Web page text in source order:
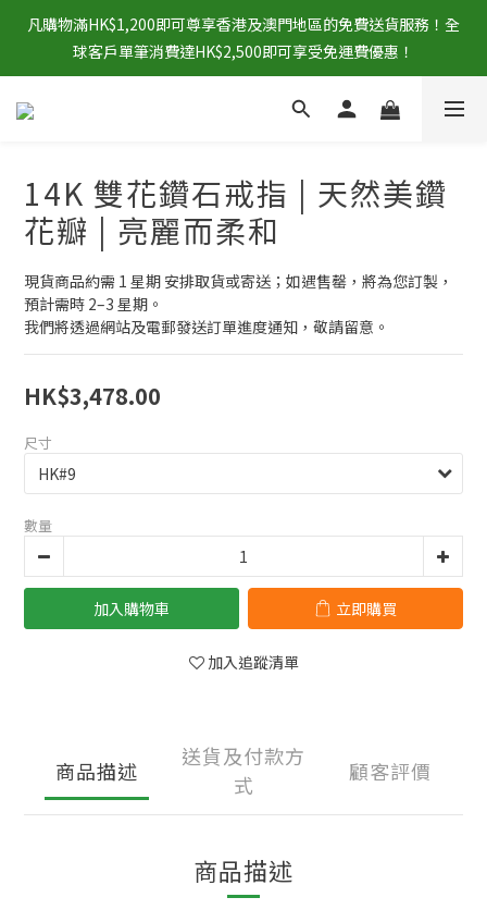
凡購物滿HK$1,200即可尊享香港及澳門地區的免費送貨服務！全
球客戶單筆消費達HK$2,500即可享受免運費優惠！
14K 雙花鑽石戒指 | 天然美鑽
花瓣 | 亮麗而柔和
現貨商品約需 1 星期 安排取貨或寄送；如遇售罄，將為您訂製，
預計需時 2–3 星期。
我們將透過網站及電郵發送訂單進度通知，敬請留意。
HK$3,478.00
尺寸
數量
加入購物車 立即購買
加入追蹤清單
商品描述
送貨及付款方
式
顧客評價
商品描述